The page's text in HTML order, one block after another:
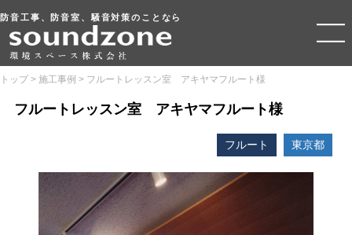
防音工事、防音室、騒音対策のことなら
トップ > 施工事例 > フルートレッスン室 アキヤマフルート様
フルートレッスン室 アキヤマフルート様
フルート 東京都